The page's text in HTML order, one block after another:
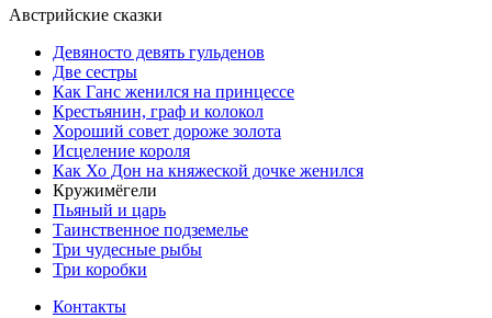
Австрийские сказки
Девяносто девять гульденов
Две сестры
Как Ганс женился на принцессе
Крестьянин, граф и колокол
Хороший совет дороже золота
Исцеление короля
Как Хо Дон на княжеской дочке женился
Кружимёгели
Пьяный и царь
Таинственное подземелье
Три чудесные рыбы
Три коробки
Контакты